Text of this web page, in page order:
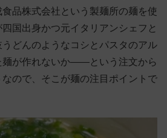
品株式会社という製麺所の麺を使
国出身かつ元イタリアンシェフと
どんのようなコシとパスタのアル
麺が作れないか——という注文から
ので、そこが麺の注目ポイントで